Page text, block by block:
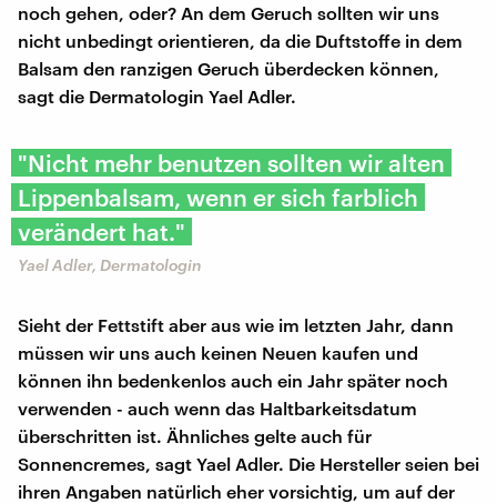
noch gehen, oder? An dem Geruch sollten wir uns
nicht unbedingt orientieren, da die Duftstoffe in dem
Balsam den ranzigen Geruch überdecken können,
sagt die Dermatologin Yael Adler.
"Nicht mehr benutzen sollten wir alten
Lippenbalsam, wenn er sich farblich
verändert hat."
Yael Adler, Dermatologin
Sieht der Fettstift aber aus wie im letzten Jahr, dann
müssen wir uns auch keinen Neuen kaufen und
können ihn bedenkenlos auch ein Jahr später noch
verwenden - auch wenn das Haltbarkeitsdatum
überschritten ist. Ähnliches gelte auch für
Sonnencremes, sagt Yael Adler. Die Hersteller seien bei
ihren Angaben natürlich eher vorsichtig, um auf der